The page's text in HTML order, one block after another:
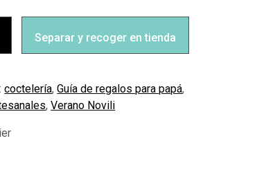
Separar y recoger en tienda
coctelería,Guía de regalos para papá,
,Verano Novili